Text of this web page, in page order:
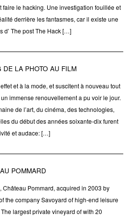
faire le hacking. Une investigation fouillée et
derrière les fantasmes, car il existe une
d’ The post The Hack […]
DE LA PHOTO AU FILM
et à la mode, et suscitent à nouveau tout
immense renouvellement a pu voir le jour.
de l’art, du cinéma, des technologies,
du début des années soixante-dix furent
et audace: […]
POMMARD
Château Pommard, acquired in 2003 by
the company Savoyard of high-end leisure
largest private vineyard of with 20